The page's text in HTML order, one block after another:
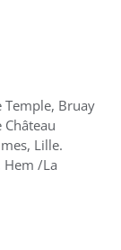
Temple, Bruay
Lille.
Hem /La